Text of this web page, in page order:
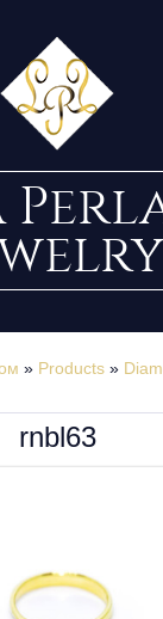
» Products »
rnbl63